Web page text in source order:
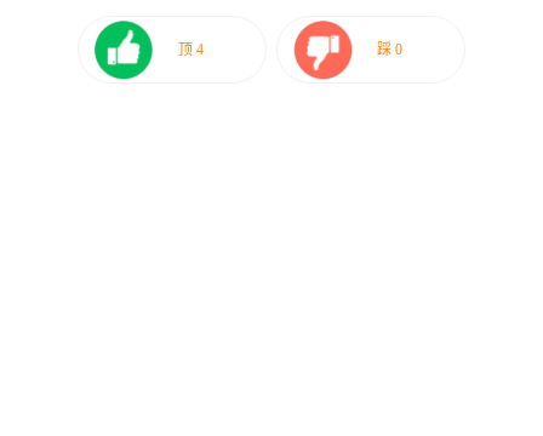
顶 4 踩 0